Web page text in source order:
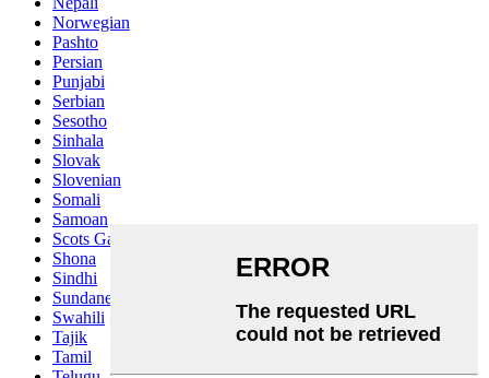
Norwegian
Pashto
Persian
Punjabi
Serbian
Sesotho
Sinhala
Slovak
Slovenian
Somali
Samoan
Scots Gaelic
Shona
Sindhi
Sundanese
Swahili
Tajik
Tamil